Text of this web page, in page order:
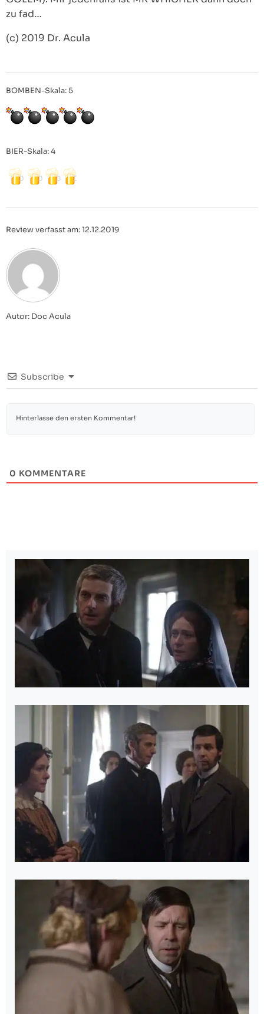
zu fad…
(c) 2019 Dr. Acula
BOMBEN-Skala: 5
BIER-Skala: 4
Review verfasst am: 12.12.2019
Autor: Doc Acula
Subscribe
0 KOMMENTARE